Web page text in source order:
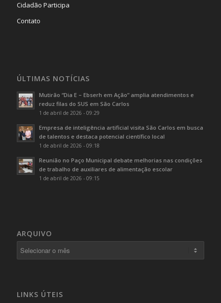
Cidadão Participa
Contato
ÚLTIMAS NOTÍCIAS
Mutirão “Dia E – Ebserh em Ação” amplia atendimentos e
reduz filas do SUS em São Carlos
1 de abril de 2026 - 09:29
Empresa de inteligência artificial visita São Carlos em busca
de talentos e destaca potencial científico local
1 de abril de 2026 - 09:18
Reunião no Paço Municipal debate melhorias nas condições
de trabalho de auxiliares de alimentação escolar
1 de abril de 2026 - 09:15
ARQUIVO
LINKS ÚTEIS